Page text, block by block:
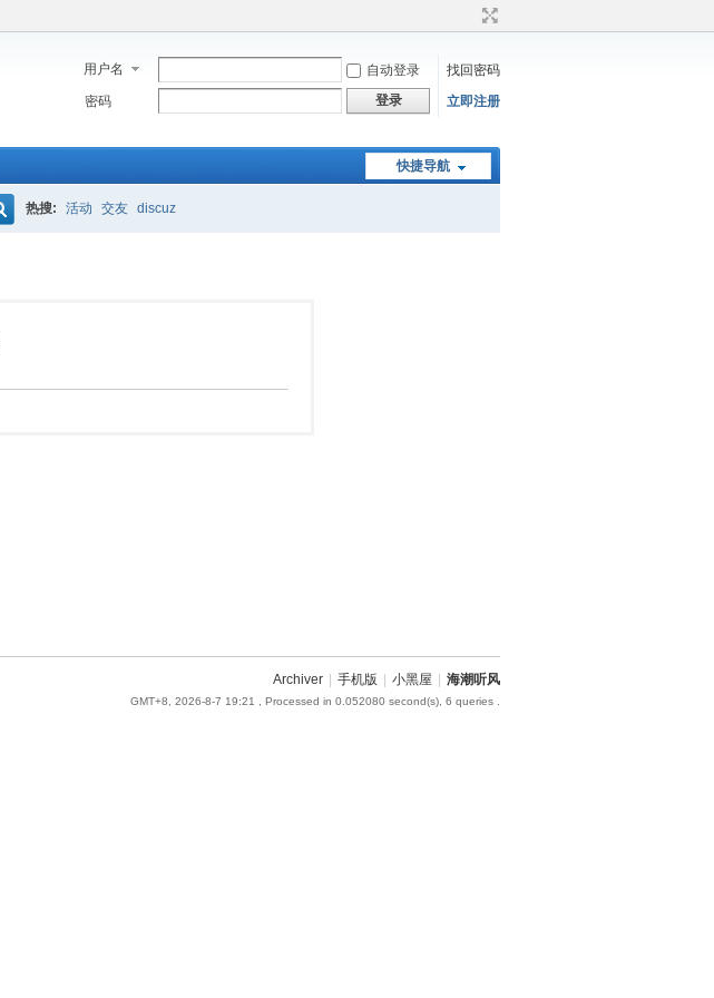
用户名 自动登录
找回密码
密码
登录 立即注册
快捷导航
热搜: 活动 交友 discuz
Archiver 手机版 小黑屋 海潮听风
GMT+8, 2026-8-7 19:21 , Processed in 0.052080 second(s), 6 queries .